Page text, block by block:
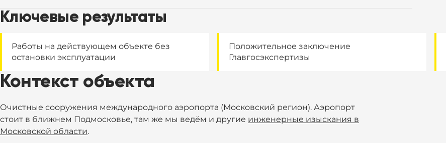
Ключевые результаты
Работы на действующем объекте без
остановки эксплуатации
Положительное заключение
Главгосэкспертизы
Контекст объекта
Очистные сооружения международного аэропорта (Московский регион). Аэропорт
стоит в ближнем Подмосковье, там же мы ведём и другие инженерные изыскания в
Московской области.